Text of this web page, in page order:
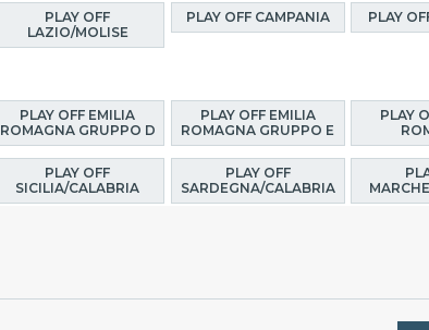
PLAY OFF
LAZIO/MOLISE
PLAY OFF CAMPANIA PLAY
PLAY OFF EMILIA
ROMAGNA GRUPPO D
PLAY OFF EMILIA
ROMAGNA GRUPPO E
PLAY
PLAY OFF
SICILIA/CALABRIA
PLAY OFF
SARDEGNA/CALABRIA